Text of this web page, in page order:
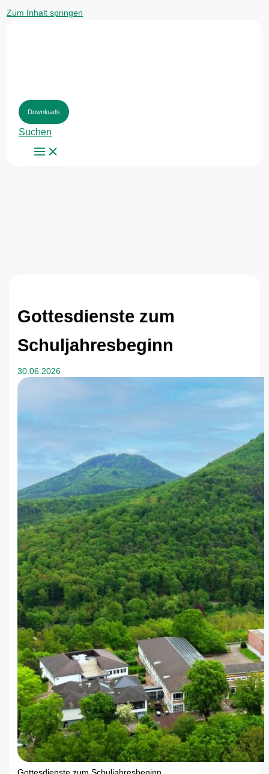
Zum Inhalt springen
Downloads
Suchen
Gottesdienste zum
Schuljahresbeginn
30.06.2026